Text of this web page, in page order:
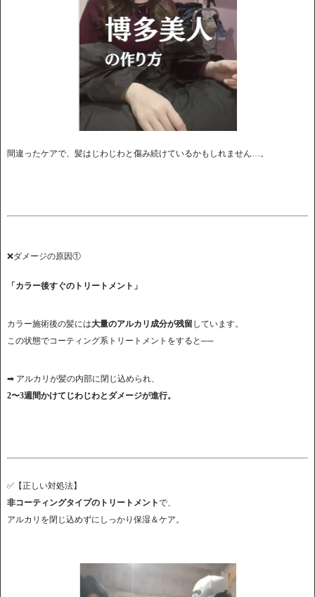
間違ったケアで、髪はじわじわと傷み続けているかもしれません…。
❌ダメージの原因①
「カラー後すぐのトリートメント」
カラー施術後の髪には大量のアルカリ成分が残留 しています。
この状態でコーティング系トリートメントをすると──
➡ アルカリが髪の内部に閉じ込められ、
2〜3週間かけてじわじわとダメージが進行。
✅【正しい対処法】
非コーティングタイプのトリートメントで、
アルカリを閉じ込めずにしっかり保湿＆ケア。